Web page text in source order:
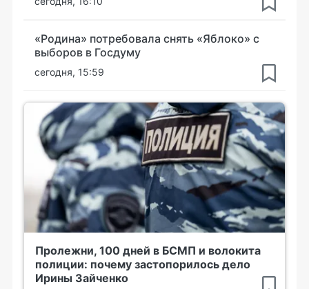
«Родина» потребовала снять «Яблоко» с
выборов в Госдуму
сегодня, 15:59
Пролежни, 100 дней в БСМП и волокита
полиции: почему застопорилось дело
Ирины Зайченко